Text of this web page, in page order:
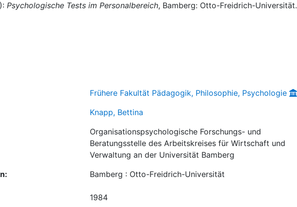
Psychologische Tests im Personalbereich, Bamberg: Otto-Freidrich-Universität.
Frühere Fakultät Pädagogik, Philosophie, Psychologie
Knapp, Bettina
Organisationspsychologische Forschungs- und
Beratungsstelle des Arbeitskreises für Wirtschaft und
Verwaltung an der Universität Bamberg
Bamberg : Otto-Freidrich-Universität
1984